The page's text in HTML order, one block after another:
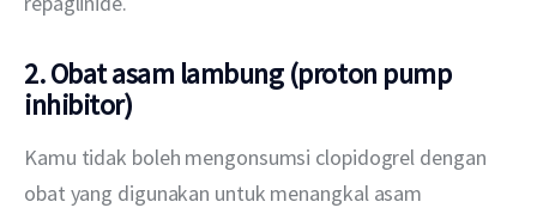
2. Obat asam lambung (proton pump
inhibitor)
Kamu tidak boleh mengonsumsi clopidogrel dengan
obat yang digunakan untuk menangkal asam